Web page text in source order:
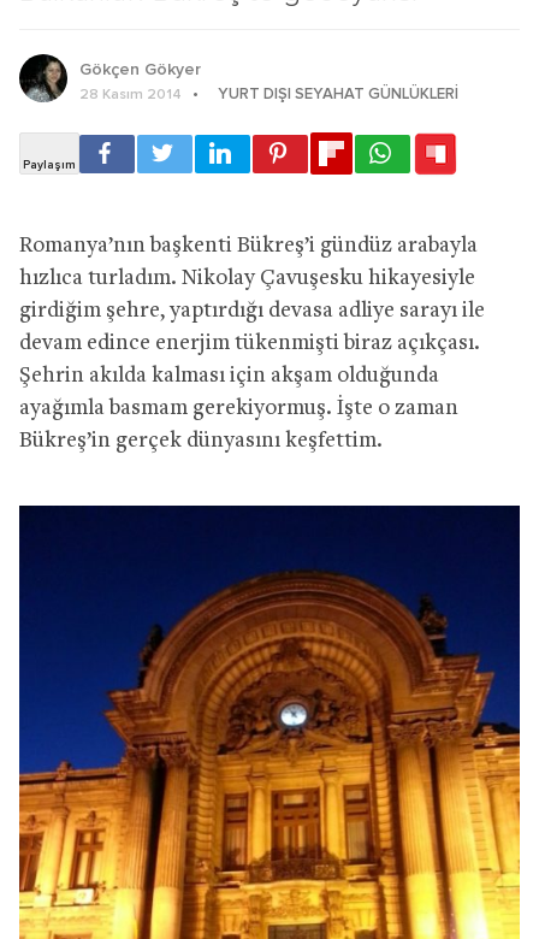
Gökçen Gökyer
28 Kasım 2014 YURT DIŞI SEYAHAT GÜNLÜKLERI
Romanya’nın başkenti Bükreş’i gündüz arabayla
hızlıca turladım. Nikolay Çavuşesku hikayesiyle
girdiğim şehre, yaptırdığı devasa adliye sarayı ile
devam edince enerjim tükenmişti biraz açıkçası.
Şehrin akılda kalması için akşam olduğunda
ayağımla basmam gerekiyormuş. İşte o zaman
Bükreş’in gerçek dünyasını keşfettim.